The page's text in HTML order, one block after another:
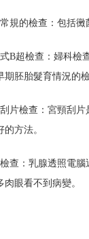
常規的檢查：包括黴
B超檢查：婦科檢
期胚胎髮育情況的檢
片檢查：宮頸刮
方法。
查：乳腺透照電
眼看不到病變。